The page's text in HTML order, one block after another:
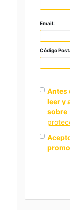
Email:
Código
Antes
leer y
sobre